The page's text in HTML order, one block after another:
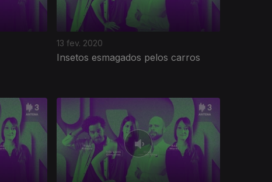
13 fev. 2020
Insetos esmagados pelos carros